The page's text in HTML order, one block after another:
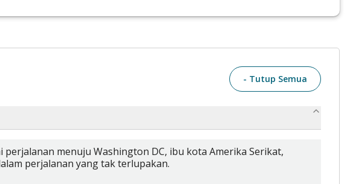
- Tutup Semua
menuju Washington DC, ibu kota Amerika Serikat,
perjalanan yang tak terlupakan.